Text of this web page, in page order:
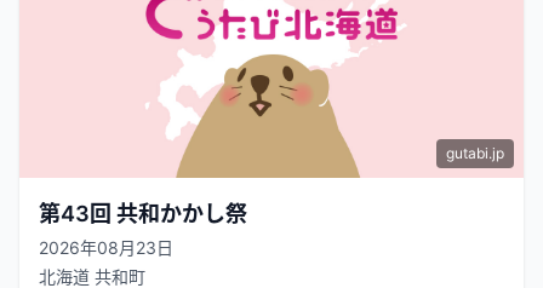
gutabi.jp
第43回 共和かかし祭
2026年08月23日
北海道 共和町